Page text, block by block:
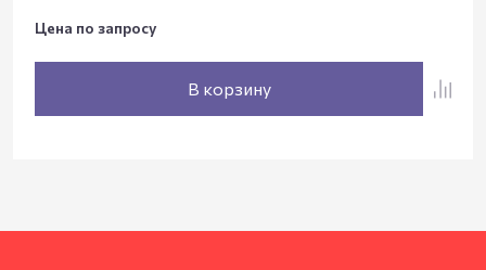
Цена по запросу
В корзину